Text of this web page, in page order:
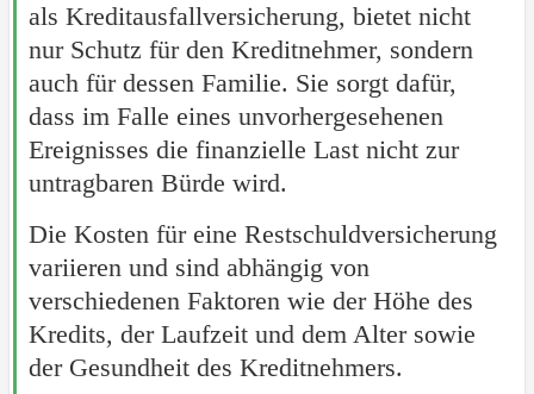
als Kreditausfallversicherung, bietet nicht
nur Schutz für den Kreditnehmer, sondern
auch für dessen Familie. Sie sorgt dafür,
dass im Falle eines unvorhergesehenen
Ereignisses die finanzielle Last nicht zur
untragbaren Bürde wird.
Die Kosten für eine Restschuldversicherung
variieren und sind abhängig von
verschiedenen Faktoren wie der Höhe des
Kredits, der Laufzeit und dem Alter sowie
der Gesundheit des Kreditnehmers.